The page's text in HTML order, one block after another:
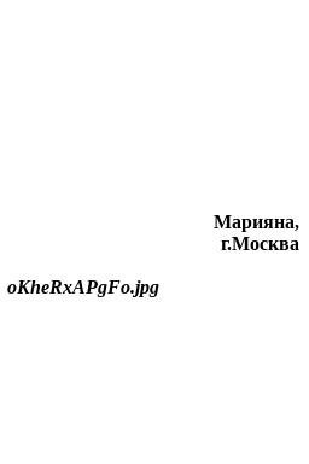
Марияна,
г.Москва